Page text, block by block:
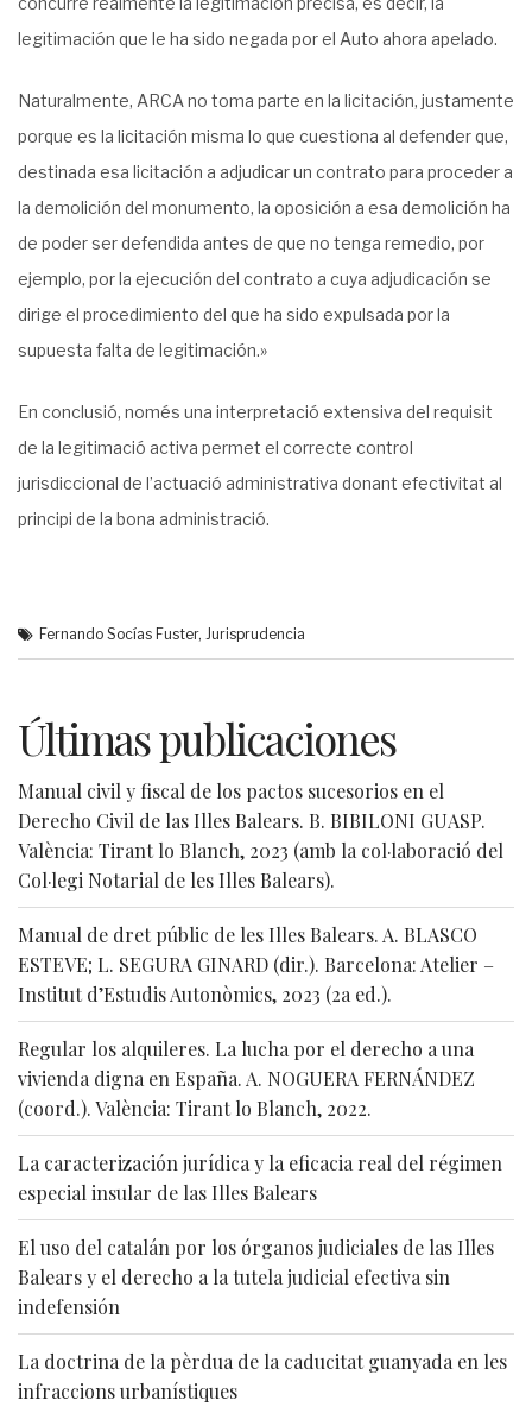
legitimación que le ha sido negada por el Auto ahora apelado.
Naturalmente, ARCA no toma parte en la licitación, justamente
porque es la licitación misma lo que cuestiona al defender que,
destinada esa licitación a adjudicar un contrato para proceder a
la demolición del monumento, la oposición a esa demolición ha
de poder ser defendida antes de que no tenga remedio, por
ejemplo, por la ejecución del contrato a cuya adjudicación se
dirige el procedimiento del que ha sido expulsada por la
supuesta falta de legitimación.»
En conclusió, només una interpretació extensiva del requisit
de la legitimació activa permet el correcte control
jurisdiccional de l’actuació administrativa donant efectivitat al
principi de la bona administració.
Fernando Socías Fuster, Jurisprudencia
Últimas publicaciones
Manual civil y fiscal de los pactos sucesorios en el
Derecho Civil de las Illes Balears. B. BIBILONI GUASP.
València: Tirant lo Blanch, 2023 (amb la col·laboració del
Col·legi Notarial de les Illes Balears).
Manual de dret públic de les Illes Balears. A. BLASCO
ESTEVE; L. SEGURA GINARD (dir.). Barcelona: Atelier –
Institut d’Estudis Autonòmics, 2023 (2a ed.).
Regular los alquileres. La lucha por el derecho a una
vivienda digna en España. A. NOGUERA FERNÁNDEZ
(coord.). València: Tirant lo Blanch, 2022.
La caracterización jurídica y la eficacia real del régimen
especial insular de las Illes Balears
El uso del catalán por los órganos judiciales de las Illes
Balears y el derecho a la tutela judicial efectiva sin
indefensión
La doctrina de la pèrdua de la caducitat guanyada en les
infraccions urbanístiques